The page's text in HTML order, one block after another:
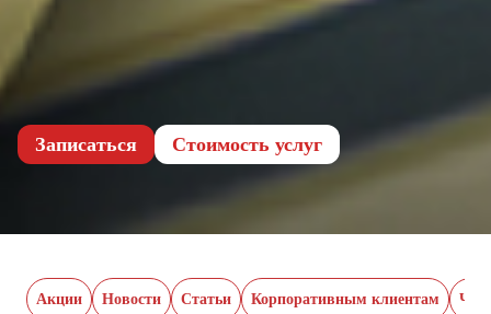
Записаться Cтоимость услуг
Акции Новости Статьи Корпоративным клиентам